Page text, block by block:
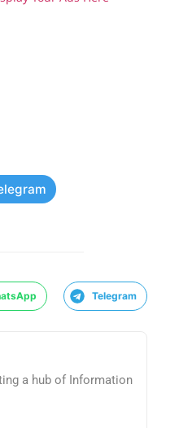
HTML
Telegram
a hub of Information